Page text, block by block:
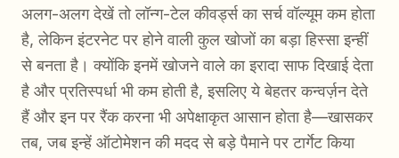
अलग-अलग देखें तो लॉन्ग-टेल कीवर्ड्स का सर्च वॉल्यूम कम होता
है, लेकिन इंटरनेट पर होने वाली कुल खोजों का बड़ा हिस्सा इन्हीं
से बनता है। क्योंकि इनमें खोजने वाले का इरादा साफ दिखाई देता
है और प्रतिस्पर्धा भी कम होती है, इसलिए ये बेहतर कन्वर्ज़न देते
हैं और इन पर रैंक करना भी अपेक्षाकृत आसान होता है—खासकर
तब, जब इन्हें ऑटोमेशन की मदद से बड़े पैमाने पर टार्गेट किया